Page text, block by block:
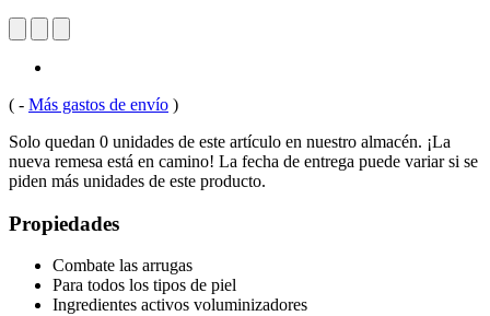
( - Más gastos de envío )
Solo quedan 0 unidades de este artículo en nuestro almacén. ¡La
nueva remesa está en camino! La fecha de entrega puede variar si se
piden más unidades de este producto.
Propiedades
Combate las arrugas
Para todos los tipos de piel
Ingredientes activos voluminizadores